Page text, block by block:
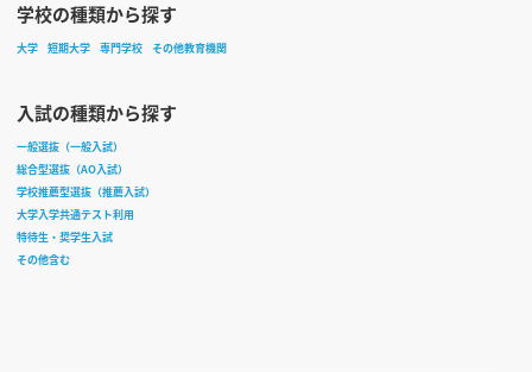
学校の種類から探す
大学 短期大学 専門学校 その他教育機関
入試の種類から探す
一般選抜（一般入試）
総合型選抜（AO入試）
学校推薦型選抜（推薦入試）
大学入学共通テスト利用
特待生・奨学生入試
その他含む